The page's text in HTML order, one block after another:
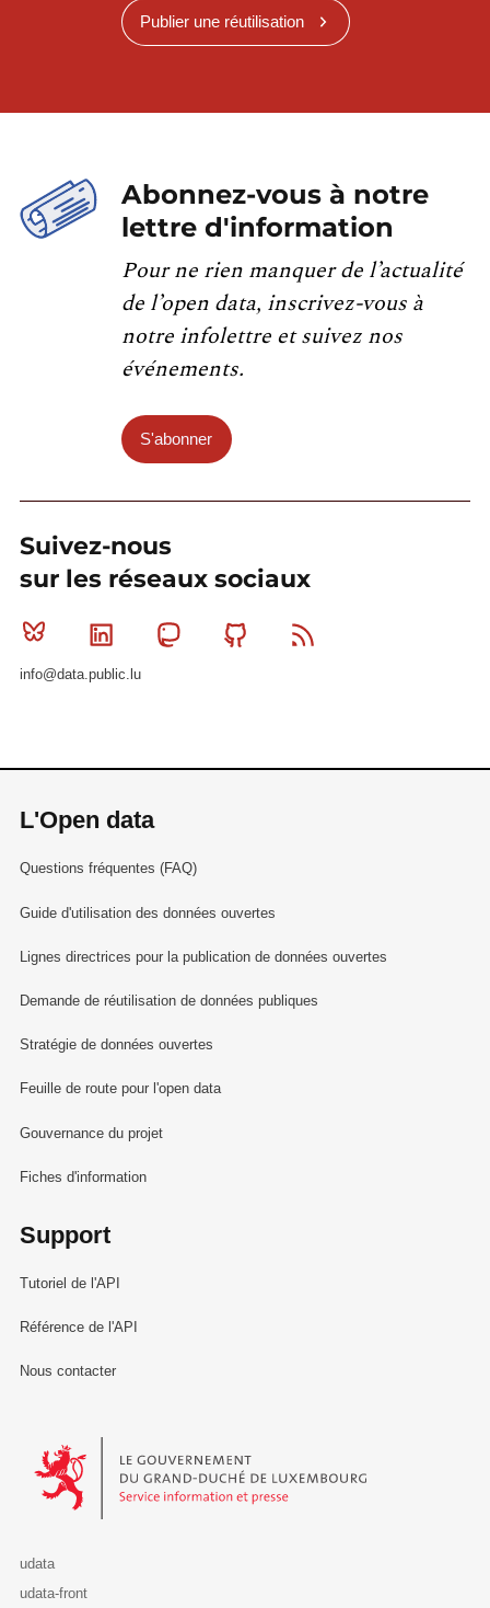
Publier une réutilisation
Abonnez-vous à notre
lettre d'information
Pour ne rien manquer de l’actualité
de l’open data, inscrivez-vous à
notre infolettre et suivez nos
événements.
S'abonner
Suivez-nous
sur les réseaux sociaux
Bluesky Linkedin MastodonGithub
info@data.public.lu
L'Open data
Questions fréquentes (FAQ)
Guide d'utilisation des données ouvertes
Lignes directrices pour la publication de données ouvertes
Demande de réutilisation de données publiques
Stratégie de données ouvertes
Feuille de route pour l'open data
Gouvernance du projet
Fiches d'information
Support
Tutoriel de l'API
Référence de l'API
Nous contacter
Le Gouvernement du Grand-Duché de Luxembourg - Service
udata
udata-front